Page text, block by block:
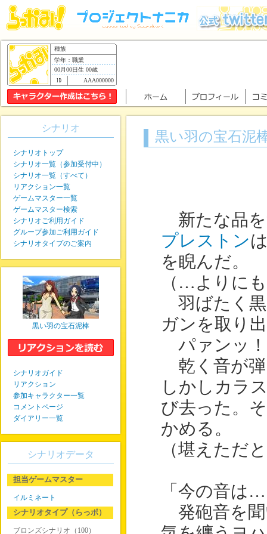
種族
学年：職業
00月00日生 00歳
AAA000000
黒い羽の宝石泥
新たな品を
プレストン
を睨んだ。
（…よりに
羽ばたく黒
ガンを取り
パァンッ！
乾く音が弾
しかしカラ
び去った。
かめる。
（堪えただ
「今の音は
発砲音を聞
シナリオ
シナリオトップ
シナリオ一覧（参加受付中）
シナリオ一覧（すべて）
リアクション一覧
ゲームマスター一覧
ゲームマスター検索
シナリオご利用ガイド
グループ参加ご利用ガイド
シナリオタイプのご案内
黒い羽の宝石泥棒
シナリオガイド
リアクション
参加キャラクター一覧
コメントページ
ダイアリー一覧
シナリオデータ
担当ゲームマスター
イルミネート
シナリオタイプ（らっポ）
ブロンズシナリオ（100）